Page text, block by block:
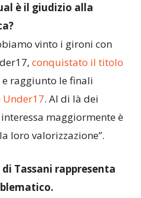
è il giudizio alla
vinto i gironi con
conquistato il titolo
e raggiunto le finali
Under17. Al di là dei
maggiormente è
loro valorizzazione”.
Tassani rappresenta